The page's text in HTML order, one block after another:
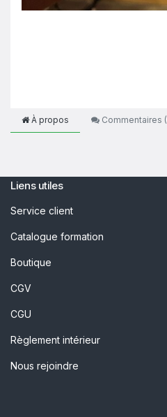
À propos Commentaires (
Liens utiles
Service client
Catalogue formation
Boutique
CGV
CGU
Règlement intérieur
Nous rejoindre